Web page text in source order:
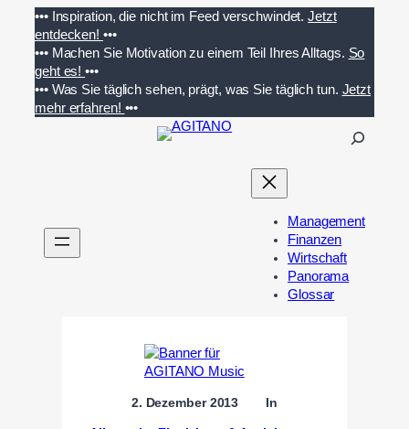
Inhalt
springen
••• Inspiration, die nicht im Feed verschwindet. Jetzt
entdecken! •••
••• Machen Sie Motivation zu einem Teil Ihres Alltags. So
geht es!•••
••• Was Sie täglich sehen, prägt, was Sie täglich tun. Jetzt
mehr erfahren! •••
n
Management
Finanzen
Wirtschaft
Panorama
Glossar
2. Dezember 2013 In